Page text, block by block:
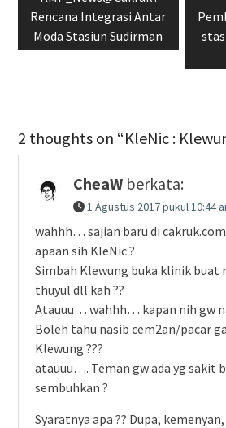
Rencana Integrasi Antar
Moda Stasiun Sudirman
2 thoughts on “KleNic :
CheaW berkata:
1 Agustus 2017 pukul 10:44
wahhh… sajian baru di
apaan sih KleNic ?
Simbah Klewung buka klinik buat
thuyul dll kah ??
Atauuu… wahhh… kapan nih gw
Boleh tahu nasib cem2an/pacar
Klewung ???
atauuu…. Teman gw ada yg sakit
sembuhkan ?
Syaratnya apa ?? Dupa,